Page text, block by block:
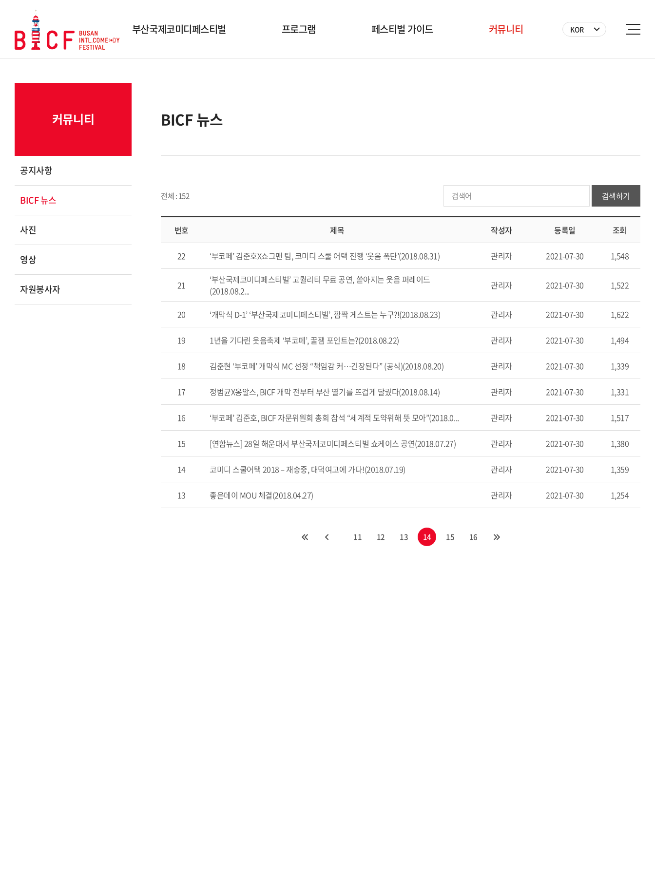
KOR
부산국제코미디페스티벌
역대 수상작
프로그램 페스티벌 가이드 커뮤니티
커뮤니티
공지사항
BICF 뉴스
사진
영상
자원봉사자
BICF 뉴스
전체 : 152 검색하기
번호 제목 작성자 등록일 조회
22 ‘부코페’ 김준호X쇼그맨 팀, 코미디 스쿨 어택 진행 ‘웃음 폭탄’(2018.08.31) 관리자 2021-07-30 1,548
21
‘부산국제코미디페스티벌’ 고퀄리티 무료 공연, 쏟아지는 웃음 퍼레이드
(2018.08.2...
관리자 2021-07-30 1,522
20 ‘개막식 D-1’ ‘부산국제코미디페스티벌’, 깜짝 게스트는 누구?!(2018.08.23) 관리자 2021-07-30 1,622
19 1년을 기다린 웃음축제 ‘부코페’, 꿀잼 포인트는?(2018.08.22) 관리자 2021-07-30 1,494
18 김준현 ‘부코페’ 개막식 MC 선정 “책임감 커…긴장된다” (공식)(2018.08.20) 관리자 2021-07-30 1,339
17 정범균X옹알스, BICF 개막 전부터 부산 열기를 뜨겁게 달궜다(2018.08.14) 관리자 2021-07-30 1,331
16 ‘부코페’ 김준호, BICF 자문위원회 총회 참석 “세계적 도약위해 뜻 모아”(2018.0... 관리자 2021-07-30 1,517
15 [연합뉴스] 28일 해운대서 부산국제코미디페스티벌 쇼케이스 공연(2018.07.27) 관리자 2021-07-30 1,380
14 코미디 스쿨어택 2018 – 재송중, 대덕여고에 가다!(2018.07.19) 관리자 2021-07-30 1,359
13 좋은데이 MOU 체결(2018.04.27) 관리자 2021-07-30 1,254
11 12 13 14 15 16